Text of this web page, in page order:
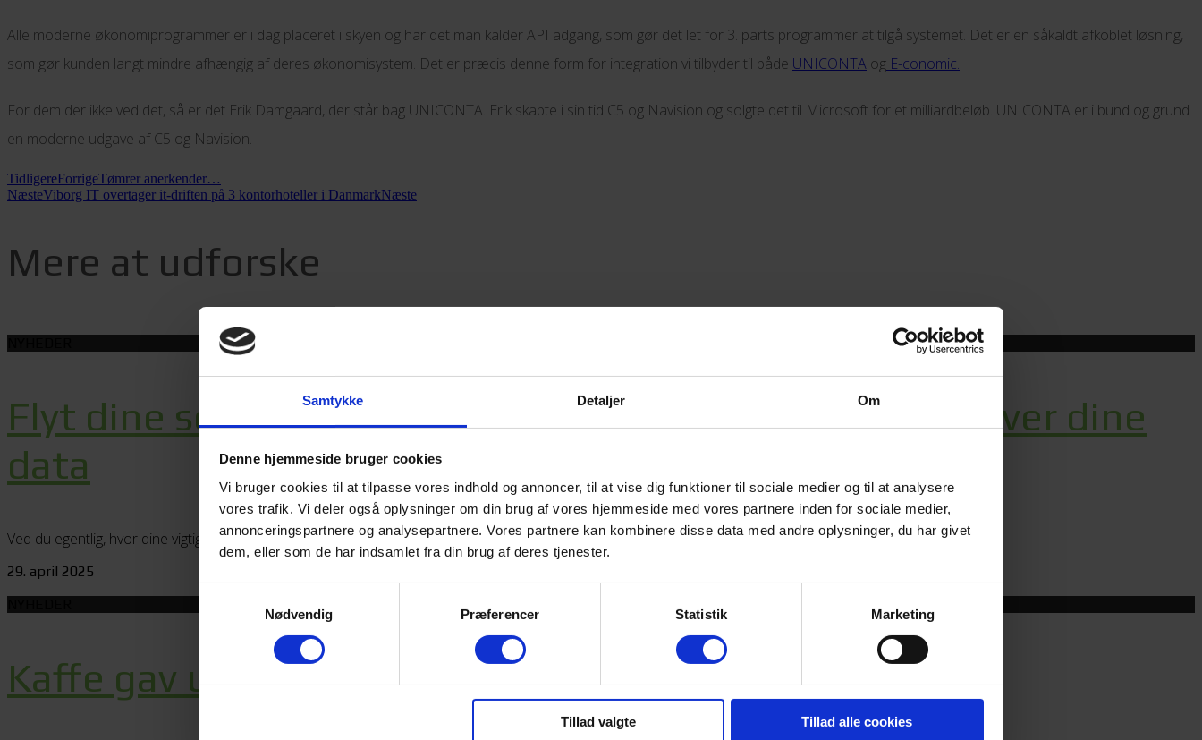
Samtykke Detaljer Om
Denne hjemmeside bruger cookies
Vi bruger cookies til at tilpasse vores indhold og annoncer, til at vise dig funktioner til sociale medier og til at analysere
vores trafik. Vi deler også oplysninger om din brug af vores hjemmeside med vores partnere inden for sociale medier,
annonceringspartnere og analysepartnere. Vores partnere kan kombinere disse data med andre oplysninger, du har givet
dem, eller som de har indsamlet fra din brug af deres tjenester.
Samtykkevalg
Nødvendig
Præferencer Statistik Marketing
Tillad valgte Tillad alle cookies
Alle moderne økonomiprogrammer er i dag placeret i skyen og har det man kalder API adgang, som gør det let for 3. parts programmer at tilgå systemet. Det er en såkaldt afkoblet løsning,
som gør kunden langt mindre afhængig af deres økonomisystem. Det er præcis denne form for integration vi tilbyder til både UNICONTA og E-conomic.
For dem der ikke ved det, så er det Erik Damgaard, der står bag UNICONTA. Erik skabte i sin tid C5 og Navision og solgte det til Microsoft for et milliardbeløb. UNICONTA er i bund og grund
en moderne udgave af C5 og Navision.
TidligereForrigeTømrer anerkender…
NæsteViborg IT overtager it-driften på 3 kontorhoteller i DanmarkNæste
Mere at udforske
Flyt dine servere og backup hjem – og få fuld kontrol over dine
data
Ved du egentlig, hvor dine vigtigste data – og din backup – fysisk befinder sig? Hvad gør du, hvis du mister adgangen til Microsoft 365?
29. april 2025
Kaffe gav udvidelse af ejerkredsen